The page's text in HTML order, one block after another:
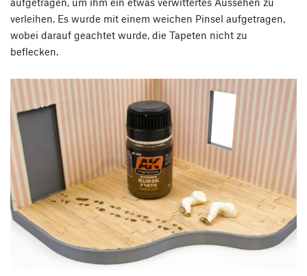
verleihen. Es wurde mit einem weichen Pinsel aufgetragen,
wobei darauf geachtet wurde, die Tapeten nicht zu
beflecken.